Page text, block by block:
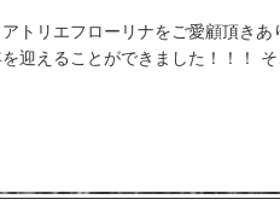
トリエフローリナをご愛顧頂きあ
迎えることができました！！！